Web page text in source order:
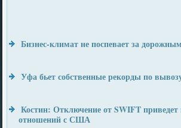
Бизнес-климат не поспевает за
Уфа бьет собственные рекорды по
Костин: Отключение от SWIFT
отношений с США